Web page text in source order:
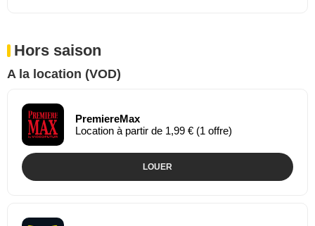
Hors saison
A la location (VOD)
PremiereMax
Location à partir de 1,99 € (1 offre)
LOUER